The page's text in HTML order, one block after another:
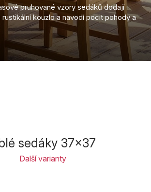
pruhované vzory sedáků dodají
kouzlo a navodí pocit pohody a
sedáky 37x37
Další varianty